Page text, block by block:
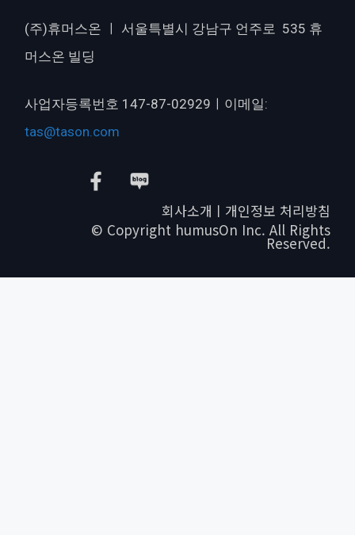
(주)휴머스온 ㅣ 서울특별시 강남구 언주로 535 휴
머스온 빌딩
사업자등록번호 147-87-02929ㅣ이메일:
tas@tason.com
회사소개ㅣ개인정보 처리방침
© Copyright humusOn Inc. All Rights
Reserved.